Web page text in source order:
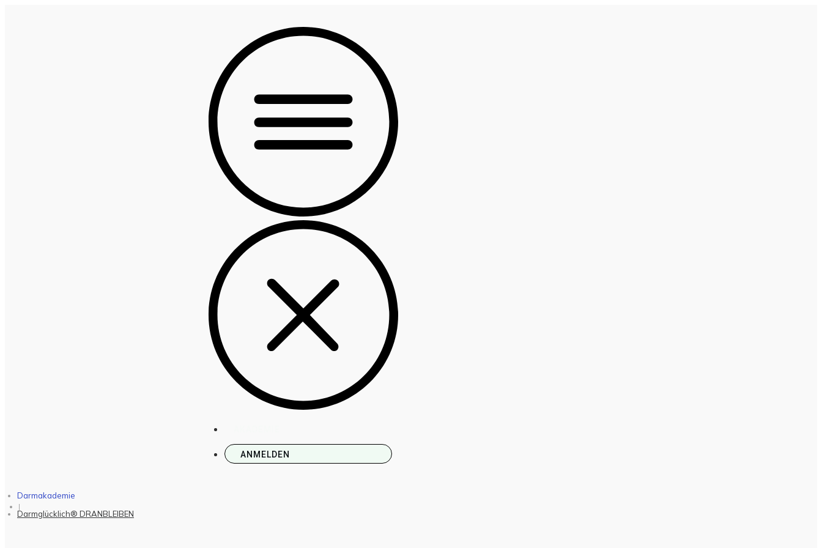
ANMELDEN
Darmakademie
|
Darmglücklich® DRANBLEIBEN